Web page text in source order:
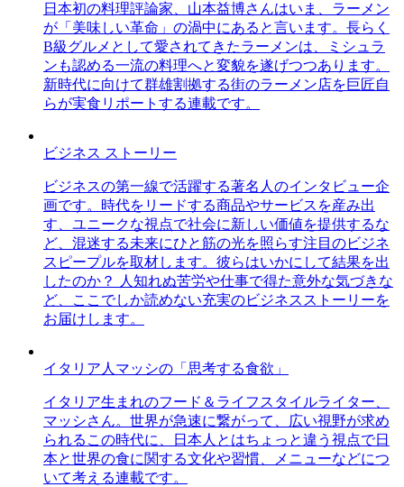
日本初の料理評論家、山本益博さんはいま、ラーメン
が「美味しい革命」の渦中にあると言います。長らく
B級グルメとして愛されてきたラーメンは、ミシュラ
ンも認める一流の料理へと変貌を遂げつつあります。
新時代に向けて群雄割拠する街のラーメン店を巨匠自
らが実食リポートする連載です。
ビジネス ストーリー
ビジネスの第一線で活躍する著名人のインタビュー企
画です。時代をリードする商品やサービスを産み出
す、ユニークな視点で社会に新しい価値を提供するな
ど、混迷する未来にひと筋の光を照らす注目のビジネ
スピープルを取材します。彼らはいかにして結果を出
したのか？ 人知れぬ苦労や仕事で得た意外な気づきな
ど、ここでしか読めない充実のビジネスストーリーを
お届けします。
イタリア人マッシの「思考する食欲」
イタリア生まれのフード＆ライフスタイルライター、
マッシさん。世界が急速に繋がって、広い視野が求め
られるこの時代に、日本人とはちょっと違う視点で日
本と世界の食に関する文化や習慣、メニューなどにつ
いて考える連載です。